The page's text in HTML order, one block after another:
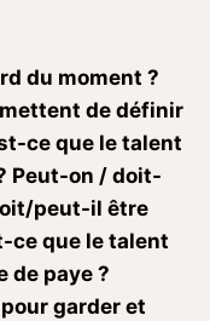
du moment ?
de définir
ce que le talent
Peut-on / doit-
peut-il être
ce que le talent
de paye ?
garder et